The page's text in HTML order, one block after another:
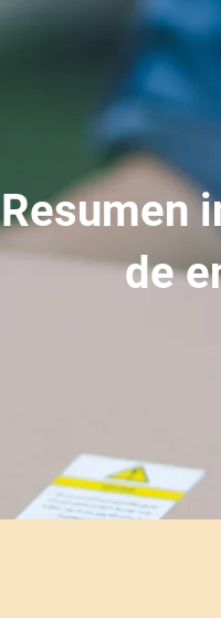
Resumen
de